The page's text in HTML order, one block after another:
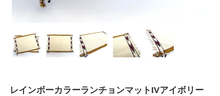
レインボーカラーランチョンマットIVアイボリー